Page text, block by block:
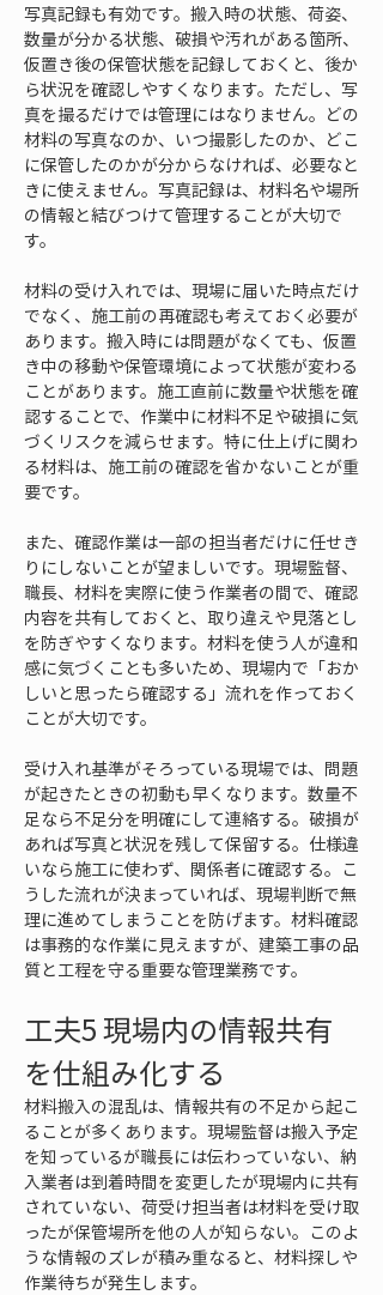
写真記録も有効です。搬入時の状態、荷姿、
数量が分かる状態、破損や汚れがある箇所、
仮置き後の保管状態を記録しておくと、後か
ら状況を確認しやすくなります。ただし、写
真を撮るだけでは管理にはなりません。どの
材料の写真なのか、いつ撮影したのか、どこ
に保管したのかが分からなければ、必要なと
きに使えません。写真記録は、材料名や場所
の情報と結びつけて管理することが大切で
す。
材料の受け入れでは、現場に届いた時点だけ
でなく、施工前の再確認も考えておく必要が
あります。搬入時には問題がなくても、仮置
き中の移動や保管環境によって状態が変わる
ことがあります。施工直前に数量や状態を確
認することで、作業中に材料不足や破損に気
づくリスクを減らせます。特に仕上げに関わ
る材料は、施工前の確認を省かないことが重
要です。
また、確認作業は一部の担当者だけに任せき
りにしないことが望ましいです。現場監督、
職長、材料を実際に使う作業者の間で、確認
内容を共有しておくと、取り違えや見落とし
を防ぎやすくなります。材料を使う人が違和
感に気づくことも多いため、現場内で「おか
しいと思ったら確認する」流れを作っておく
ことが大切です。
受け入れ基準がそろっている現場では、問題
が起きたときの初動も早くなります。数量不
足なら不足分を明確にして連絡する。破損が
あれば写真と状況を残して保留する。仕様違
いなら施工に使わず、関係者に確認する。こ
うした流れが決まっていれば、現場判断で無
理に進めてしまうことを防げます。材料確認
は事務的な作業に見えますが、建築工事の品
質と工程を守る重要な管理業務です。
工夫5 現場内の情報共有
を仕組み化する
材料搬入の混乱は、情報共有の不足から起こ
ることが多くあります。現場監督は搬入予定
を知っているが職長には伝わっていない、納
入業者は到着時間を変更したが現場内に共有
されていない、荷受け担当者は材料を受け取
ったが保管場所を他の人が知らない。このよ
うな情報のズレが積み重なると、材料探しや
作業待ちが発生します。